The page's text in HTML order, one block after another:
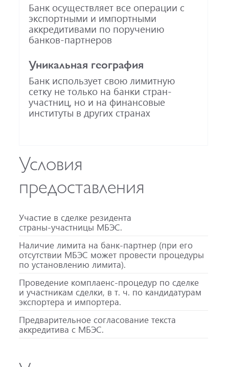
Банк осуществляет все операции с
экспортными и импортными
аккредитивами по поручению
банков-партнеров
Уникальная география
Банк использует свою лимитную
сетку не только на банки стран-
участниц, но и на финансовые
институты в других странах
Условия
предоставления
Участие в сделке резидента
страны-участницы МБЭС.
Наличие лимита на банк-партнер (при его
отсутствии МБЭС может провести процедуры
по установлению лимита).
Проведение комплаенс-процедур по сделке
и участникам сделки, в т. ч. по кандидатурам
экспортера и импортера.
Предварительное согласование текста
аккредитива с МБЭС.